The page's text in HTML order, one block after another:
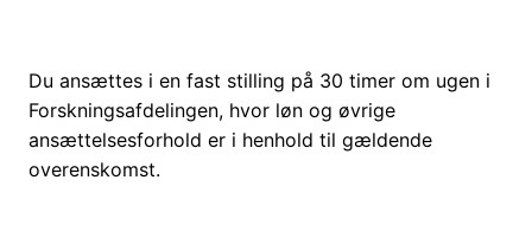
Du ansættes i en fast stilling på 30 timer om ugen i
Forskningsafdelingen, hvor løn og øvrige
ansættelsesforhold er i henhold til gældende
overenskomst.